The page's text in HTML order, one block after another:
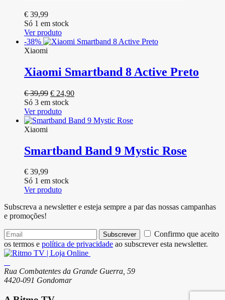
€ 39,99
Só 1 em stock
Ver produto
-38%
Xiaomi
Xiaomi Smartband 8 Active Preto
€39,99 O
preço
original
era:
€ 24,90O
é:
Só 3 em stock
Ver produto
Xiaomi
Smartband Band 9 Mystic Rose
€ 39,99
Só 1 em stock
Ver produto
Subscreva a newsletter e esteja sempre a par das nossas campanhas
e promoções!
Subscrever
Confirmo que aceito
os termos e política de privacidade ao subscrever esta newsletter.
Rua Combatentes da Grande Guerra, 59
4420-091 Gondomar